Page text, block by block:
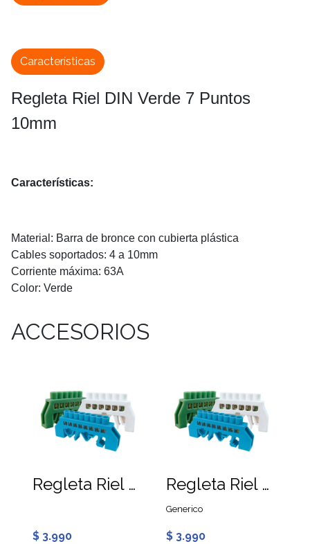
Regleta Riel DIN Verde 7 Puntos
10mm
Características:
Material: Barra de bronce con cubierta plástica
Cables soportados: 4 a 10mm
Corriente máxima: 63A
Color: Verde
Características
ACCESORIOS
Regleta Riel DIN Azul 7 Puntos 10mm
$ 3.990
Regleta Riel DIN Blanca 7 Puntos 10mm
Generico
$ 3.990